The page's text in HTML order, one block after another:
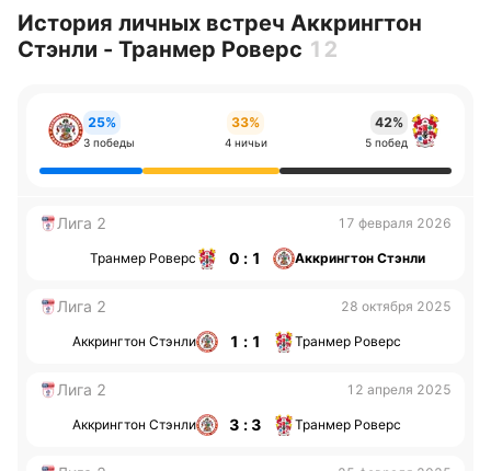
История личных встреч Аккрингтон
Стэнли - Транмер Роверс 12
25%
3 победы
33%
4 ничьи
42%
5 побед
Лига 2 17 февраля 2026
Транмер Роверс 0 : 1 Аккрингтон Стэнли
Лига 2 28 октября 2025
Аккрингтон Стэнли 1 : 1 Транмер Роверс
Лига 2 12 апреля 2025
Аккрингтон Стэнли 3 : 3 Транмер Роверс